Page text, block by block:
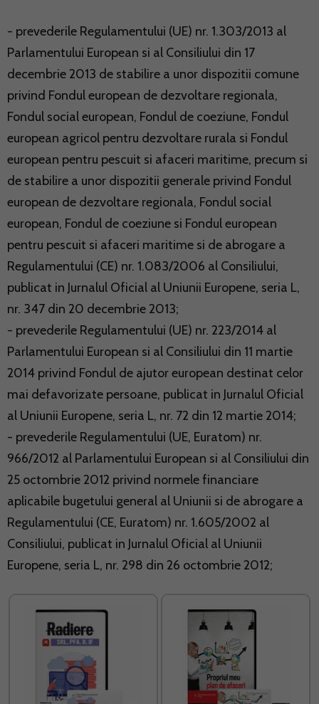
- prevederile Regulamentului (UE) nr. 1.303/2013 al
Parlamentului European si al Consiliului din 17
decembrie 2013 de stabilire a unor dispozitii comune
privind Fondul european de dezvoltare regionala,
Fondul social european, Fondul de coeziune, Fondul
european agricol pentru dezvoltare rurala si Fondul
european pentru pescuit si afaceri maritime, precum si
de stabilire a unor dispozitii generale privind Fondul
european de dezvoltare regionala, Fondul social
european, Fondul de coeziune si Fondul european
pentru pescuit si afaceri maritime si de abrogare a
Regulamentului (CE) nr. 1.083/2006 al Consiliului,
publicat in Jurnalul Oficial al Uniunii Europene, seria L,
nr. 347 din 20 decembrie 2013;
- prevederile Regulamentului (UE) nr. 223/2014 al
Parlamentului European si al Consiliului din 11 martie
2014 privind Fondul de ajutor european destinat celor
mai defavorizate persoane, publicat in Jurnalul Oficial
al Uniunii Europene, seria L, nr. 72 din 12 martie 2014;
- prevederile Regulamentului (UE, Euratom) nr.
966/2012 al Parlamentului European si al Consiliului din
25 octombrie 2012 privind normele financiare
aplicabile bugetului general al Uniunii si de abrogare a
Regulamentului (CE, Euratom) nr. 1.605/2002 al
Consiliului, publicat in Jurnalul Oficial al Uniunii
Europene, seria L, nr. 298 din 26 octombrie 2012;